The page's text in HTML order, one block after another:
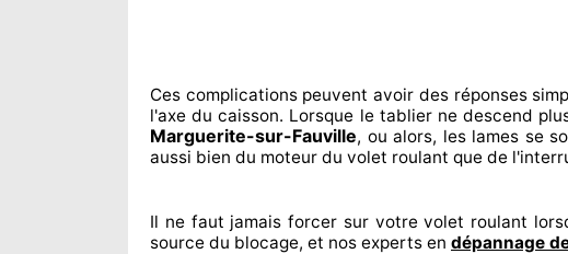
Ces complications peuvent avoir des réponses
l'axe du caisson. Lorsque le tablier ne descend
Marguerite-sur-Fauville, ou alors, les lames se
aussi bien du moteur du volet roulant que de
Il ne faut jamais forcer survotre volet roulant
source du blocage, et nos experts en dépannage